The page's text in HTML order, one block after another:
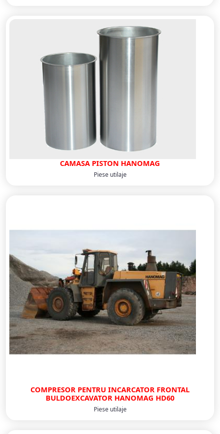
CAMASA PISTON HANOMAG
Piese utilaje
COMPRESOR PENTRU INCARCATOR FRONTAL
BULDOEXCAVATOR HANOMAG HD60
Piese utilaje